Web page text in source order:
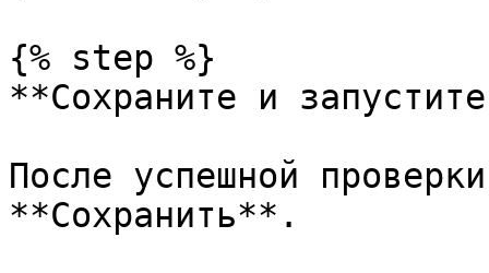
{% step %}
**Сохраните и
После успешной
**Сохранить**.